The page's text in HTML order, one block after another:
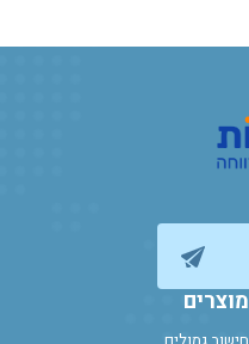
מוצרים